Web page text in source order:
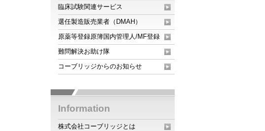
臨床試験関連サービス
選任製造販売業者（DMAH）
原薬等登録原簿国内管理人/MF登録
難問解決お助け隊
コーブリッジからのお知らせ
Information
株式会社コーブリッジとは